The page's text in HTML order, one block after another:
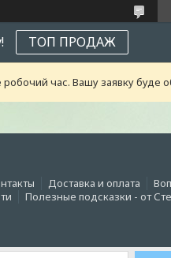
ТОП ПРОДАЖ
робочий час. Вашу заявку
Доставка и оплата
Полезные подсказки - от